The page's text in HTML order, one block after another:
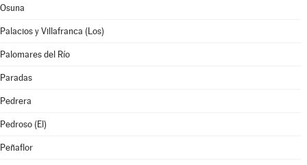
Osuna
Palacios y Villafranca (Los)
Palomares del Río
Paradas
Pedrera
Pedroso (El)
Peñaflor